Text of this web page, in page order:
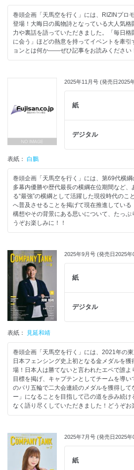
巻頭企画「天馬空を行く」には、RIZINプロ
登場！大晦日の風物詩となっている大人気
力や裏話を語っていただきました。「毎日
に会う」ほどの熱意を持ってイベントを牽
ョンとは何か――ぜひ記事をお読みください
2025年11月号 (発売日2025
紙
デジタル
表紙： 白鵬
巻頭企画「天馬空を行く」には、第69代横
多幕内優勝や歴代最長の横綱在位期間など、
る“最強”の横綱として活躍した現役時代のこ
へ普及させることを掲げて現在推進してい
構想やその背景にある思いについて、たっ
うぞお楽しみに！！
2025年9月号 (発売日2025年
紙
デジタル
表紙： 見延和靖
巻頭企画「天馬空を行く」には、2021年の
日本フェンシング史上初となる金メダルを
場！日本人は勝てないと言われたエペで誰よ
目標を掲げ、キャプテンとしてチームを導
のパリ五輪で二大会連続のメダルを獲得し
ー」になることを目指して己の道を歩み続
なく語り尽くしていただきました！どうぞお
2025年7月号 (発売日2025年
紙